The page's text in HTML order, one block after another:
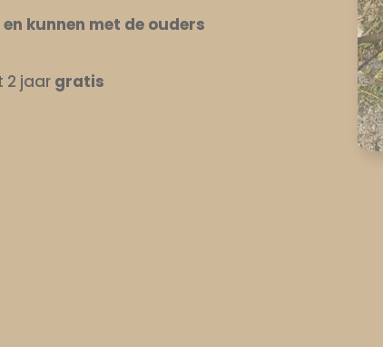
kunnen met de ouders
2 jaar gratis